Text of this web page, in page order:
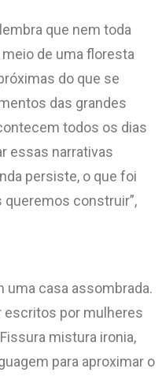
que nem toda
de uma floresta
do que se
das grandes
todos os dias
essas narrativas
persiste, o que foi
construir”,
uma casa assombrada.
escritos por mulheres
mistura ironia,
para aproximar o